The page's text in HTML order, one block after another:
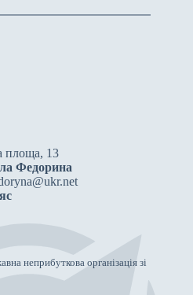
площа, 13
Федорина
неприбуткова організація зі